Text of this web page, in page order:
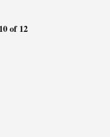
of 12